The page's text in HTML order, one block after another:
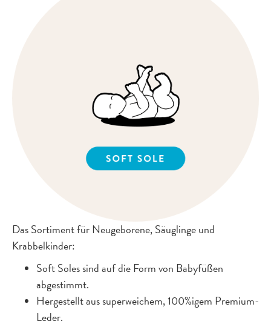
Das Sortiment für Neugeborene, Säuglinge und
Krabbelkinder:
Soft Soles sind auf die Form von Babyfüßen
abgestimmt.
Hergestellt aus superweichem, 100%igem Premium-
Leder.